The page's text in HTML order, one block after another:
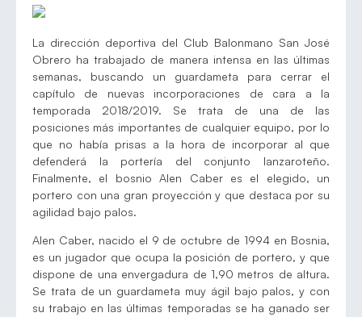
La dirección deportiva del Club Balonmano San José
Obrero ha trabajado de manera intensa en las últimas
semanas, buscando un guardameta para cerrar el
capítulo de nuevas incorporaciones de cara a la
temporada 2018/2019. Se trata de una de las
posiciones más importantes de cualquier equipo, por lo
que no había prisas a la hora de incorporar al que
defenderá la portería del conjunto lanzaroteño.
Finalmente, el bosnio Alen Caber es el elegido, un
portero con una gran proyección y que destaca por su
agilidad bajo palos.
Alen Caber, nacido el 9 de octubre de 1994 en Bosnia,
es un jugador que ocupa la posición de portero, y que
dispone de una envergadura de 1,90 metros de altura.
Se trata de un guardameta muy ágil bajo palos, y con
su trabajo en las últimas temporadas se ha ganado ser